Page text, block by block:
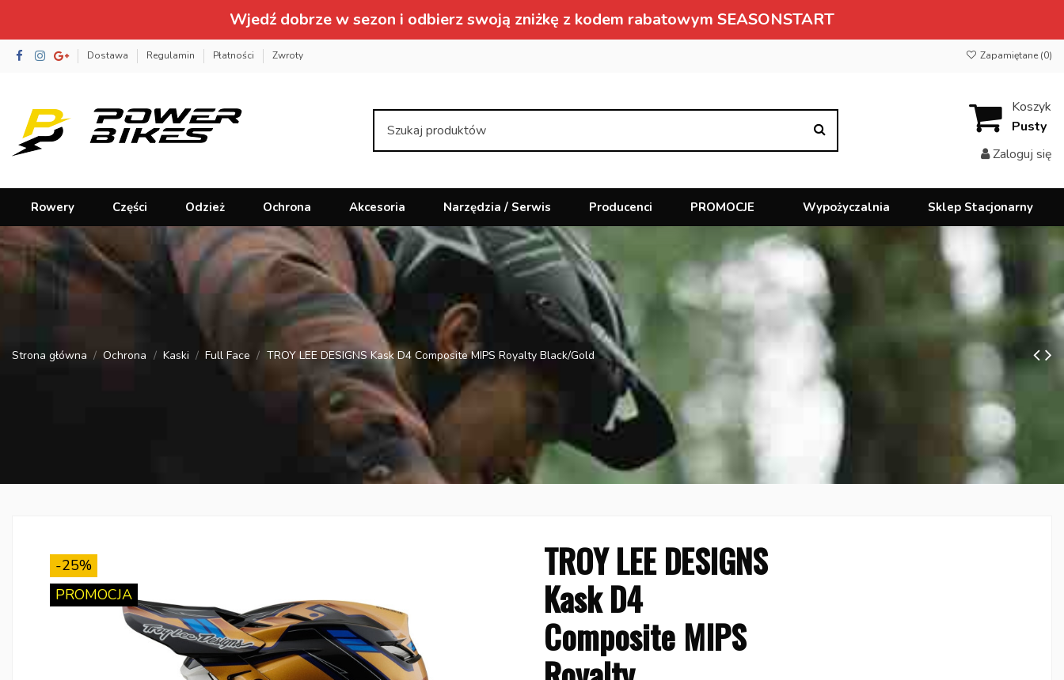
Wjedź dobrze w sezon i odbierz swoją zniżkę z kodem rabatowym SEASONSTART
Dostawa Regulamin Płatności Zwroty Zapamiętane (0)
Koszyk
Pusty
Zaloguj się
Rowery Części Odzież Ochrona Akcesoria Narzędzia / Serwis Sklep Stacjonarny
Producenci PROMOCJE Wypożyczalnia
Strona główna Ochrona Kaski Full Face TROY LEE DESIGNS Kask D4 Composite MIPS Royalty Black/Gold
-25%
PROMOCJA
TROY LEE DESIGNS
Kask D4
Composite MIPS